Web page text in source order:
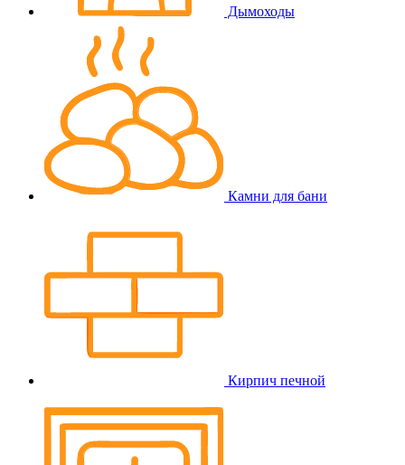
Дымоходы
Камни для бани
Кирпич печной